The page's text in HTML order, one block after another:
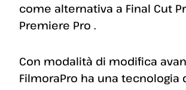
come alternativa a Final Cut
Premiere Pro .
Con modalità di modifica
FilmoraPro ha una tecnologia